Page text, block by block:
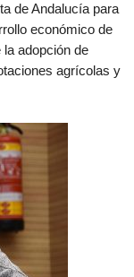
de Andalucía para
económico de
adopción de
agrícolas y